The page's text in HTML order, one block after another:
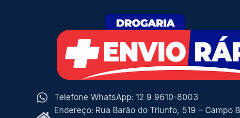
Telefone WhatsApp: 12 9 9610-8003
Endereço: Rua Barão do Triunfo, 519 – Campo